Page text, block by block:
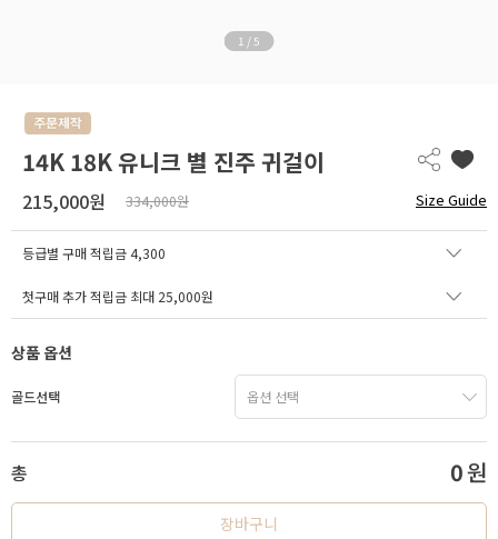
1 / 5
14K 18K 유니크 별 진주 귀걸이
215,000원 334,000원 Size Guide
등급별 구매 적립금4,300
첫구매 추가 적립금 최대 25,000원
상품 옵션
골드선택
총 0원
장바구니